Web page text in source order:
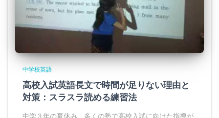
中学校英語
高校入試英語長文で時間が足りない理由と
対策：スラスラ読める練習法
中学３年の夏休み、多くの塾で高校入試に向けた指導が